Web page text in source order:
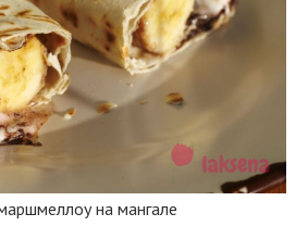
на мангале